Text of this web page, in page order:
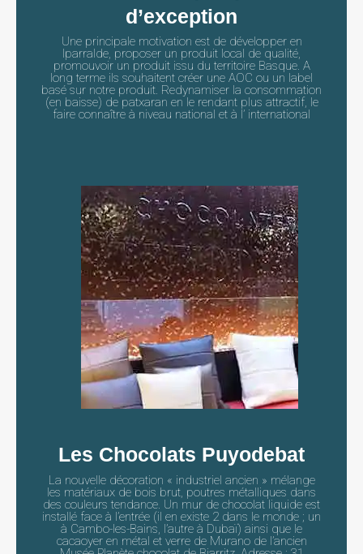
d’exception
Une principale motivation est de développer en
Iparralde, proposer un produit local de qualité,
promouvoir un produit issu du territoire Basque. A
long terme ils souhaitent créer une AOC ou un label
basé sur notre produit. Redynamiser la consommation
(en baisse) de patxaran en le rendant plus attractif, le
faire connaître à niveau national et à l’ international
Les Chocolats Puyodebat
La nouvelle décoration « industriel ancien » mélange
les matériaux de bois brut, poutres métalliques dans
des couleurs tendance. Un mur de chocolat liquide est
installé face à l’entrée (il en existe 2 dans le monde ; un
à Cambo-les-Bains, l’autre à Dubaï) ainsi que le
cacaoyer en métal et verre de Murano de l’ancien